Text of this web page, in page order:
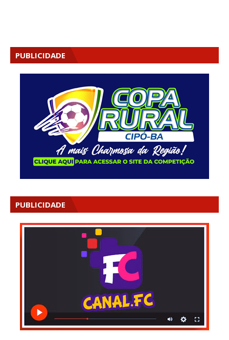
PUBLICIDADE
PUBLICIDADE